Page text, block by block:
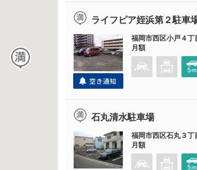
ライフピア姪浜第２駐車
福岡市西区小戸４丁
月額
石丸清水駐車場
福岡市西区石丸３丁
月額